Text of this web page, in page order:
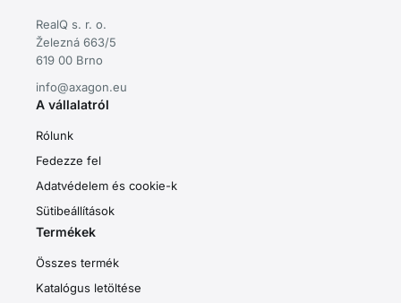
RealQ s. r. o.
Železná 663/5
619 00 Brno
info@axagon.eu
A vállalatról
Rólunk
Fedezze fel
Adatvédelem és cookie-k
Sütibeállítások
Termékek
Összes termék
Katalógus letöltése